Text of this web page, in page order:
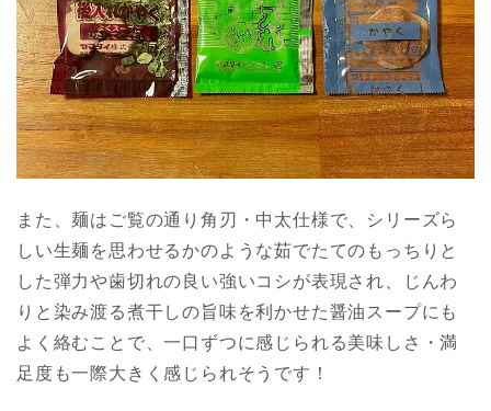
また、麺はご覧の通り角刃・中太仕様で、シリーズら
しい生麺を思わせるかのような茹でたてのもっちりと
した弾力や歯切れの良い強いコシが表現され、じんわ
りと染み渡る煮干しの旨味を利かせた醤油スープにも
よく絡むことで、一口ずつに感じられる美味しさ・満
足度も一際大きく感じられそうです！